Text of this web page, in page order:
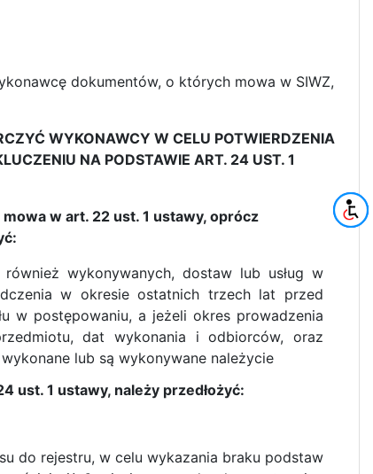
dokumentów, o których mowa w SIWZ,
WYKONAWCY W CELU POTWIERDZENIA
NA PODSTAWIE ART. 24 UST. 1
w art. 22 ust. 1 ustawy, oprócz
wykonywanych, dostaw lub usług w
w okresie ostatnich trzech lat przed
w postępowaniu, a jeżeli okres prowadzenia
dat wykonania i odbiorców, oraz
lub są wykonywane należycie
ust. 1 ustawy, należy przedłożyć:
do rejestru, w celu wykazania braku podstaw